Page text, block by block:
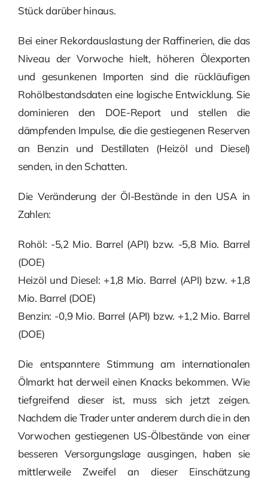
Stück darüber hinaus.
Bei einer Rekordauslastung der Raffinerien, die das
Niveau der Vorwoche hielt, höheren Ölexporten
und gesunkenen Importen sind die rückläufigen
Rohölbestandsdaten eine logische Entwicklung. Sie
dominieren den DOE-Report und stellen die
dämpfenden Impulse, die die gestiegenen Reserven
an Benzin und Destillaten (Heizöl und Diesel)
senden, in den Schatten.
Die Veränderung der Öl-Bestände in den USA in
Zahlen:
Rohöl: -5,2 Mio. Barrel (API) bzw. -5,8 Mio. Barrel
(DOE)
Heizöl und Diesel: +1,8 Mio. Barrel (API) bzw. +1,8
Mio. Barrel (DOE)
Benzin: -0,9 Mio. Barrel (API) bzw. +1,2 Mio. Barrel
(DOE)
Die entspanntere Stimmung am internationalen
Ölmarkt hat derweil einen Knacks bekommen. Wie
tiefgreifend dieser ist, muss sich jetzt zeigen.
Nachdem die Trader unter anderem durch die in den
Vorwochen gestiegenen US-Ölbestände von einer
besseren Versorgungslage ausgingen, haben sie
mittlerweile Zweifel an dieser Einschätzung